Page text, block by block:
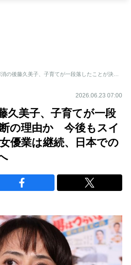
事実婚解消の後藤久美子、子育てが一段落したことが決断の理由か 今後もスイスに住みながら女優業は継続、日本での活動機会も増加へ
2026.06.23 07:00
久美子、子育てが一段
の理由か 今後もスイ
優業は継続、日本での